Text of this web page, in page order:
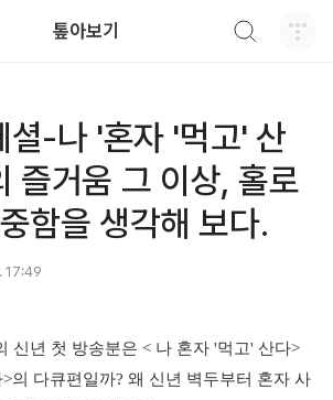
톺아보기
-나 '혼자 '먹고' 산
즐거움 그 이상, 홀로
함을 생각해 보다.
17:49
신년 첫 방송분은 < 나 혼자 '먹고' 산다>
의 다큐편일까? 왜 신년 벽두부터 혼자 사